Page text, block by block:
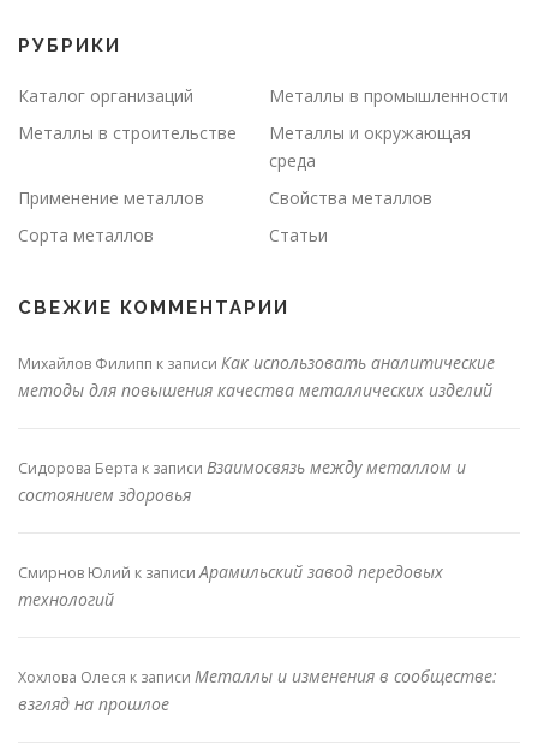
РУБРИКИ
Каталог организаций
Металлы в промышленности
Металлы в строительстве
Металлы и окружающая
среда
Применение металлов
Свойства металлов
Сорта металлов
Статьи
СВЕЖИЕ КОММЕНТАРИИ
Михайлов Филипп к записи Как использовать аналитические
методы для повышения качества металлических изделий
Сидорова Берта к записи Взаимосвязь между металлом и
состоянием здоровья
Смирнов Юлий к записиАрамильский завод передовых
технологий
Хохлова Олеся к записи Металлы и изменения в сообществе:
взгляд на прошлое